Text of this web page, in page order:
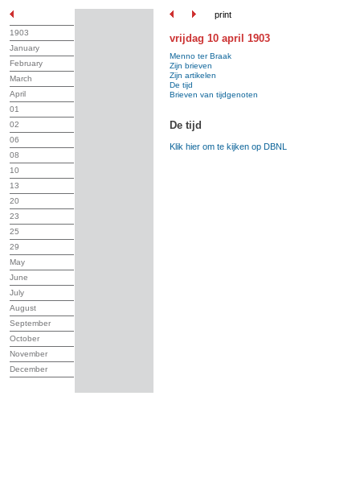
print
1903
January
February
March
April
01
02
06
08
10
13
20
23
25
29
May
June
July
August
September
October
November
December
vrijdag 10 april 1903
Menno ter Braak
Zijn brieven
Zijn artikelen
De tijd
Brieven van tijdgenoten
De tijd
Klik hier om te kijken op DBNL